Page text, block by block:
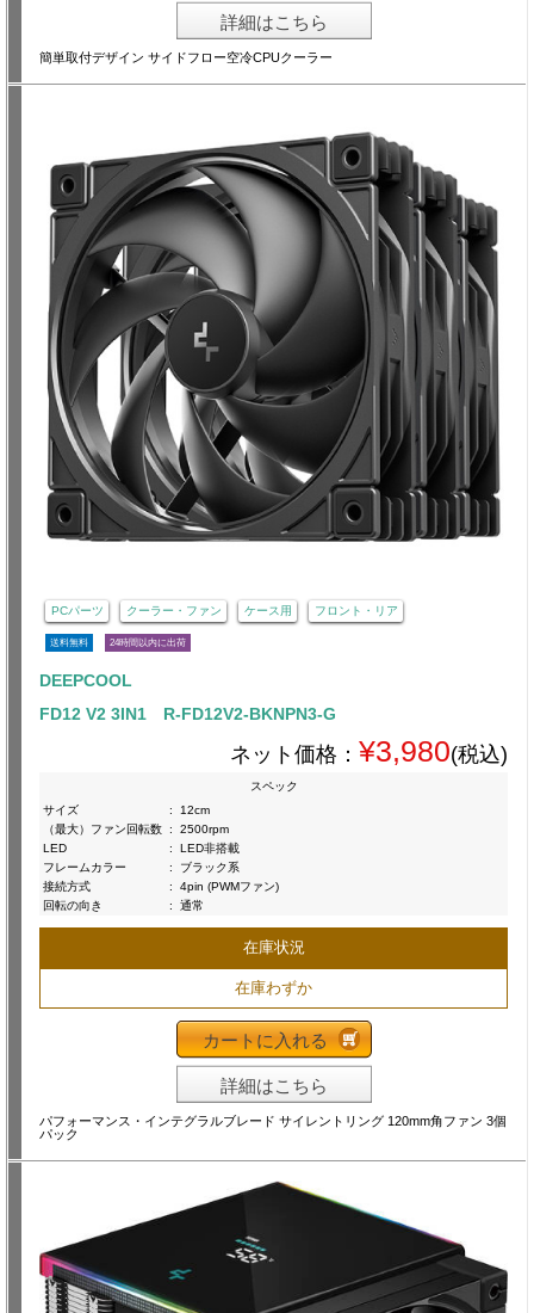
詳細はこちら
簡単取付デザイン サイドフロー空冷CPUクーラー
PCパーツ クーラー・ファン ケース用 フロント・リア
送料無料 24時間以内に出荷
DEEPCOOL
FD12 V2 3IN1 R-FD12V2-BKNPN3-G
ネット価格： ¥3,980(税込)
スペック
サイズ
:
12cm
（最大）ファン回転数 :
2500rpm
LED
:
LED非搭載
フレームカラー
:
ブラック系
接続方式
:
4pin (PWMファン)
回転の向き
: 通常
在庫状況
在庫わずか
カートに入れる
詳細はこちら
パフォーマンス・インテグラルブレード サイレントリング 120mm角ファン 3個
パック